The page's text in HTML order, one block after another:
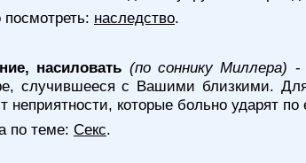
наследство.
насиловать (по соннику Миллера) -
случившееся с Вашими близкими.
неприятности, которые больно
по теме: Секс.